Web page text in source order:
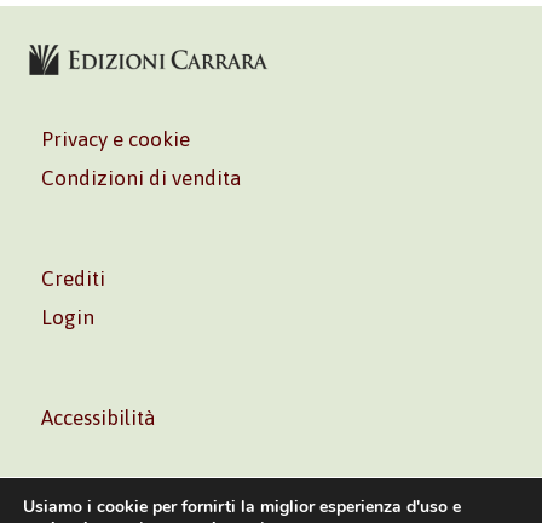
Privacy e cookie
Condizioni di vendita
Crediti
Login
Accessibilità
Usiamo i cookie per fornirti la miglior esperienza d'uso e